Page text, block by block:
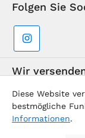
Folgen Sie
Wir
Diese Website
bestmögliche
Informationen.